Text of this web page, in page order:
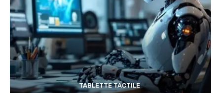
TABLETTE TACTILE